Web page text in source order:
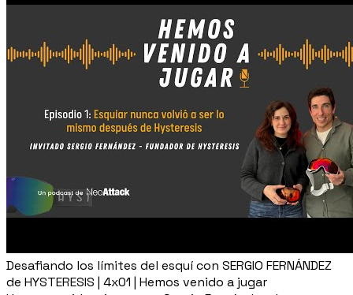
Desafiando los límites del esquí con SERGIO FERNÁNDEZ
de HYSTERESIS | 4x01 | Hemos venido a jugar